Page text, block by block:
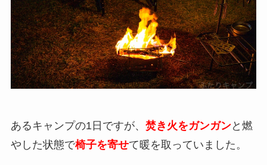
あるキャンプの1日ですが、 焚き火をガンガンと燃
やした状態で椅子を寄せて暖を取っていました。